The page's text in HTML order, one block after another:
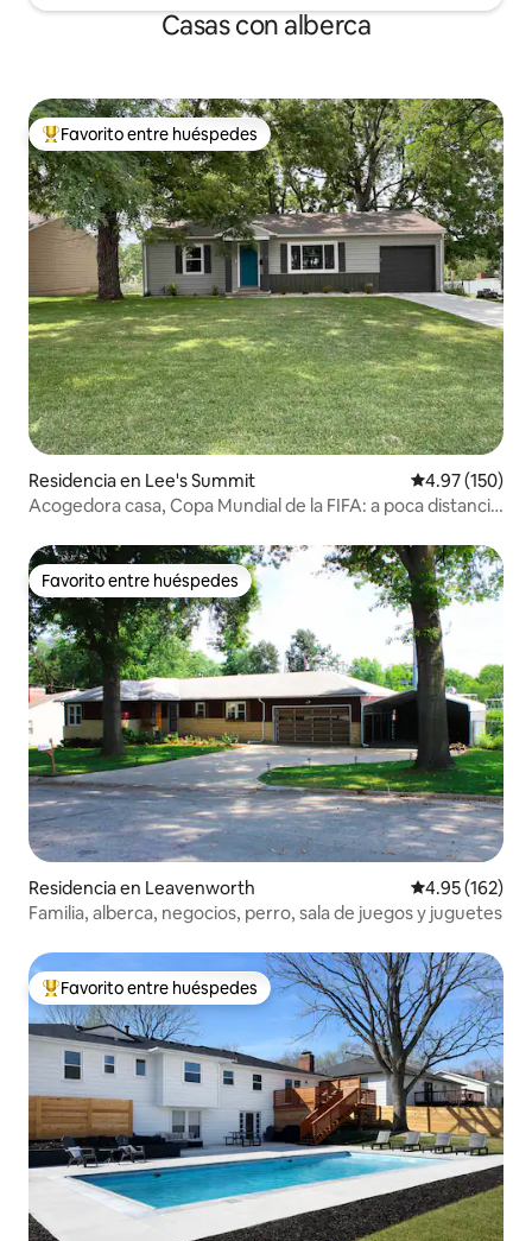
Casas con alberca
De los mejores en Favorito entre huéspedes
Favorito entre huéspedes
Residencia en Lee's Summit Calificación
4.97 (150)
Acogedora casa, Copa Mundial de la FIFA: a poca distancia
Favorito entre huéspedes
Favorito entre huéspedes
Residencia en Leavenworth Calificación
4.95 (162)
Familia, alberca, negocios, perro, sala de juegos y juguetes
De los mejores en Favorito entre huéspedes
Favorito entre huéspedes